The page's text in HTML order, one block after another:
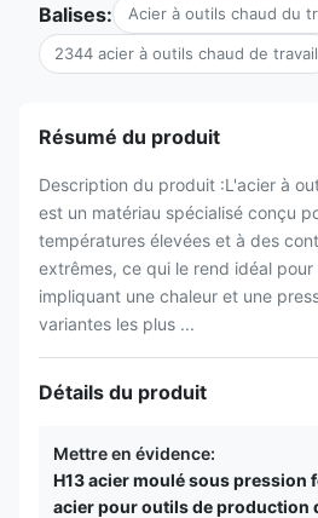
Balises: Acier à outils chaud du
2344 acier à outils chaud de travail
Résumé du produit
Description du produit :L'acier à
est un matériau spécialisé conçu
températures élevées et à des
extrêmes, ce qui le rend idéal
impliquant une chaleur et une
variantes les plus ...
Détails du produit
Mettre en évidence:
H13 acier moulé sous pression
acier pour outils de production